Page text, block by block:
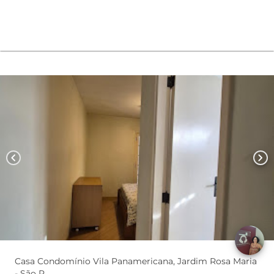
chevron_left chevron_right
Casa Condomínio Vila Panamericana, Jardim Rosa Maria